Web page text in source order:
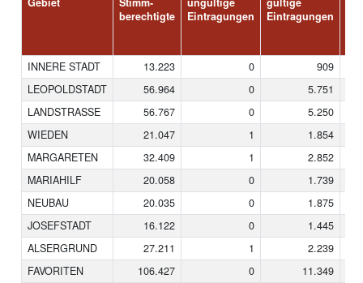
berechtigte
Eintragungen
Eintragungen
INNERE STADT 13.223 0
909
LEOPOLDSTADT
56.964 0
5.751
LANDSTRASSE
56.767 0
5.250
WIEDEN
21.047 1
1.854
MARGARETEN
32.409 1
2.852
MARIAHILF
20.058 0
1.739
NEUBAU
20.035 0
1.875
JOSEFSTADT
16.122 0
1.445
ALSERGRUND
27.211 1
2.239
FAVORITEN
106.427 0
11.349